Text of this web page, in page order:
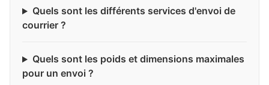
Quels sont les différents services d'envoi de
courrier ?
Quels sont les poids et dimensions maximales
pour un envoi ?